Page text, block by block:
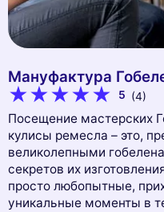
Мануфактура
5 (4)
Посещение мастерских
кулисы ремесла – это,
великолепными
секретов их
просто любопытные,
уникальные моменты в